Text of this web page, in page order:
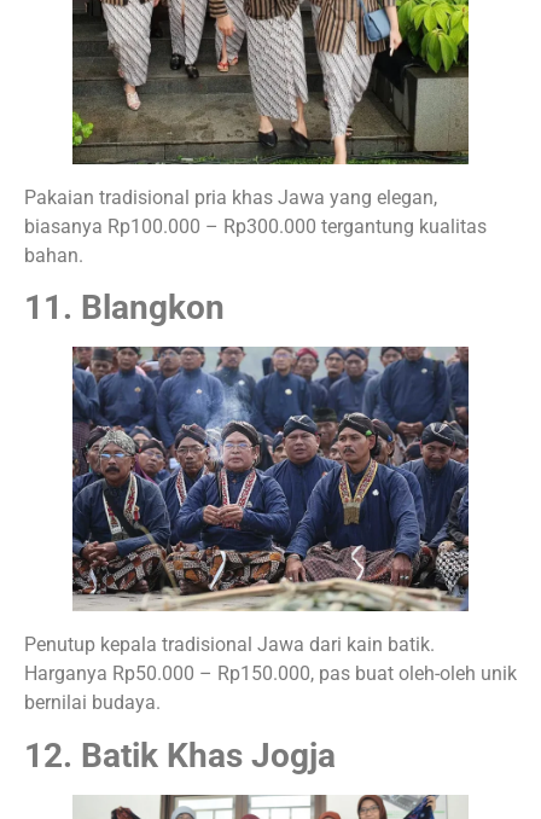
Pakaian tradisional pria khas Jawa yang elegan,
biasanya Rp100.000 – Rp300.000 tergantung kualitas
bahan.
11. Blangkon
Penutup kepala tradisional Jawa dari kain batik.
Harganya Rp50.000 – Rp150.000, pas buat oleh-oleh unik
bernilai budaya.
12. Batik Khas Jogja